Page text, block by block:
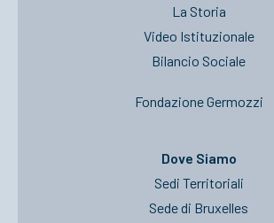
La Storia
Video Istituzionale
Bilancio Sociale
Fondazione Germozzi
Dove Siamo
Sedi Territoriali
Sede di Bruxelles